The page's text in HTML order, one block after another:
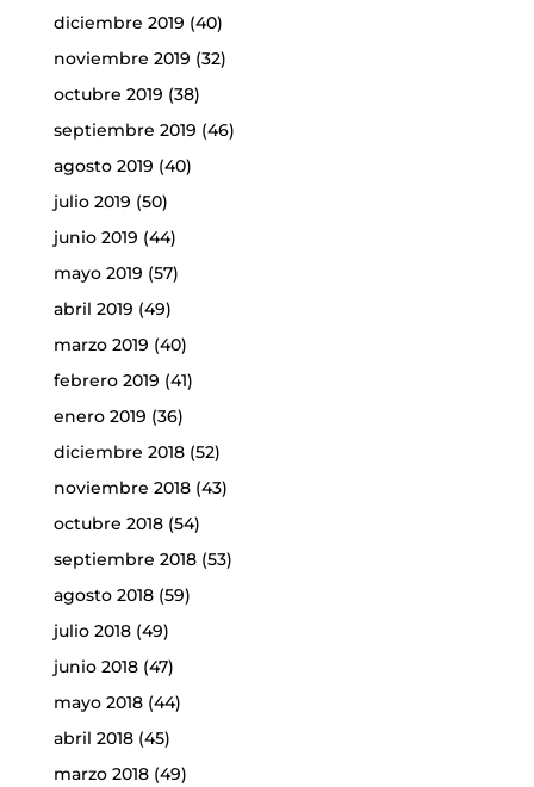
diciembre 2019 (40)
noviembre 2019 (32)
octubre 2019 (38)
septiembre 2019 (46)
agosto 2019 (40)
julio 2019 (50)
junio 2019 (44)
mayo 2019 (57)
abril 2019 (49)
marzo 2019 (40)
febrero 2019 (41)
enero 2019 (36)
diciembre 2018(52)
noviembre 2018(43)
octubre 2018(54)
septiembre 2018(53)
agosto 2018(59)
julio 2018(49)
junio 2018(47)
mayo 2018(44)
abril 2018(45)
marzo 2018(49)